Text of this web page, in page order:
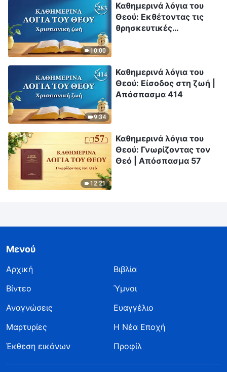
10:00
Καθημερινά λόγια του
Θεού: Εκθέτοντας τις
θρησκευτικές
9:34
Καθημερινά λόγια του
Θεού: Είσοδος στη ζωή |
Απόσπασμα 414
12:21
Καθημερινά λόγια του
Θεού: Γνωρίζοντας τον
Θεό | Απόσπασμα 57
Μενού
Αρχική
Βιβλία
Βίντεο
Ύμνοι
Αναγνώσεις
Ευαγγέλιο
Μαρτυρίες
Η Νέα Εποχή
Έκθεση εικόνων
Προφίλ